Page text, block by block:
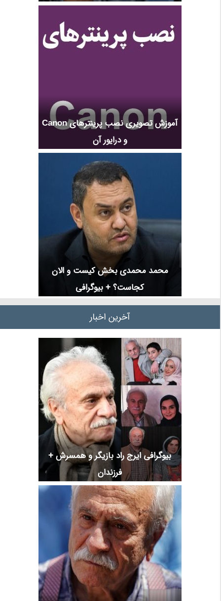
آموزش تصویری نصب پرینترهای Canon
و درایور آن
محمد محمدی بخش کیست و الان
کجاست؟ + بیوگرافی
آخرین اخبار
بیوگرافی ایرج راد بازیگر و همسرش +
فرزندان